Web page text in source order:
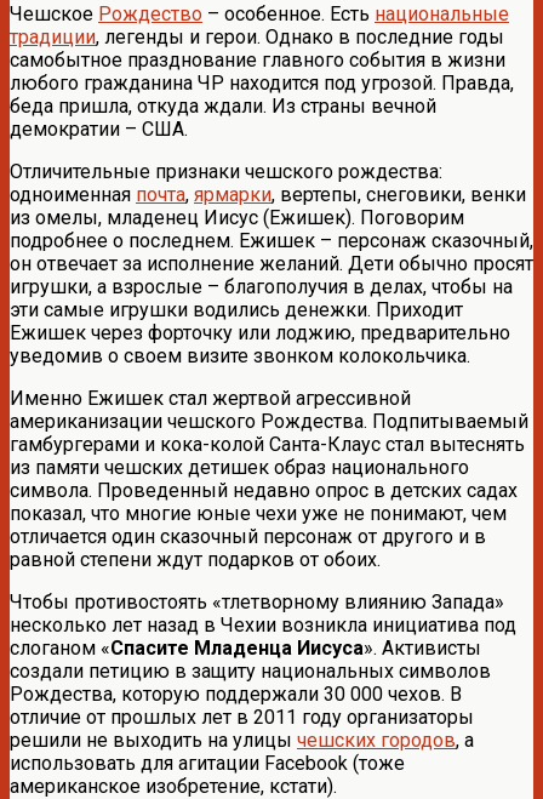
Чешское Рождество – особенное. Есть национальные
традиции, легенды и герои. Однако в последние годы
самобытное празднование главного события в жизни
любого гражданина ЧР находится под угрозой. Правда,
беда пришла, откуда ждали. Из страны вечной
демократии – США.
Отличительные признаки чешского рождества:
одноименная почта, ярмарки, вертепы, снеговики, венки
из омелы, младенец Иисус (Ежишек). Поговорим
подробнее о последнем. Ежишек – персонаж сказочный,
он отвечает за исполнение желаний. Дети обычно просят
игрушки, а взрослые – благополучия в делах, чтобы на
эти самые игрушки водились денежки. Приходит
Ежишек через форточку или лоджию, предварительно
уведомив о своем визите звонком колокольчика.
Именно Ежишек стал жертвой агрессивной
американизации чешского Рождества. Подпитываемый
гамбургерами и кока-колой Санта-Клаус стал вытеснять
из памяти чешских детишек образ национального
символа. Проведенный недавно опрос в детских садах
показал, что многие юные чехи уже не понимают, чем
отличается один сказочный персонаж от другого и в
равной степени ждут подарков от обоих.
Чтобы противостоять «тлетворному влиянию Запада»
несколько лет назад в Чехии возникла инициатива под
слоганом «Спасите Младенца Иисуса». Активисты
создали петицию в защиту национальных символов
Рождества, которую поддержали 30 000 чехов. В
отличие от прошлых лет в 2011 году организаторы
решили не выходить на улицы чешских городов, а
использовать для агитации Facebook (тоже
американское изобретение, кстати).